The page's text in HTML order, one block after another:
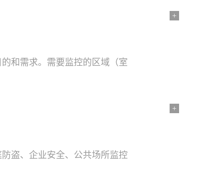
和需求。需要监控的区域（室
+
盗、企业安全、公共场所监控
+